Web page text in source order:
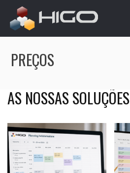
PREÇOS
AS NOSSAS SOLUÇÕES